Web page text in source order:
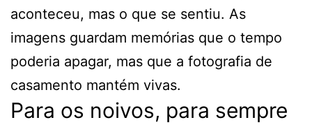
aconteceu, mas o que se sentiu. As
imagens guardam memórias que o tempo
poderia apagar, mas que a fotografia de
casamento mantém vivas.
Para os noivos, para sempre